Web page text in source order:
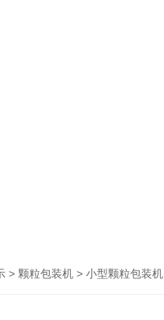
> 颗粒包装机 > 小型颗粒包装机